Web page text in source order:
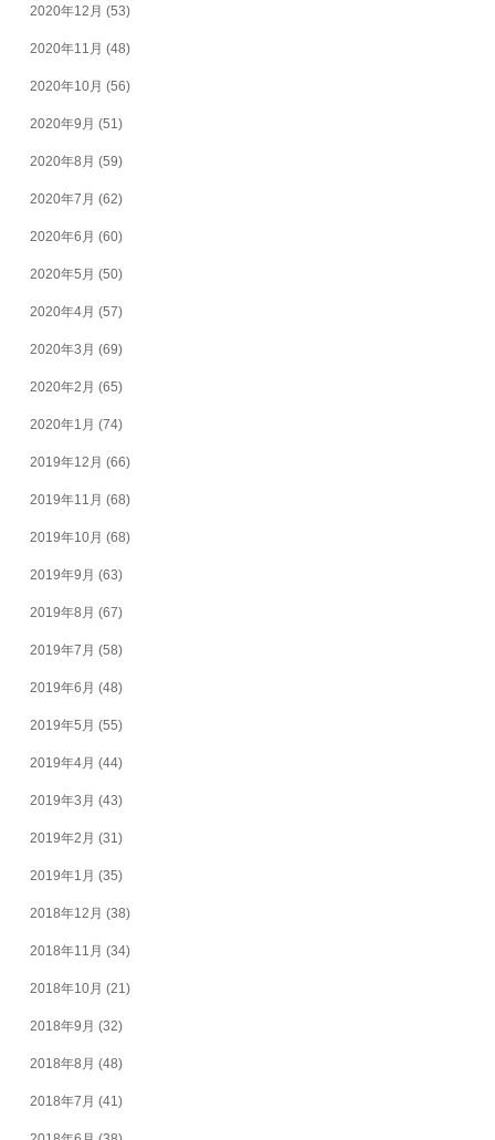
2020年12月 (53)
2020年11月 (48)
2020年10月 (56)
2020年9月 (51)
2020年8月 (59)
2020年7月 (62)
2020年6月 (60)
2020年5月 (50)
2020年4月 (57)
2020年3月 (69)
2020年2月 (65)
2020年1月 (74)
2019年12月 (66)
2019年11月 (68)
2019年10月 (68)
2019年9月 (63)
2019年8月 (67)
2019年7月 (58)
2019年6月 (48)
2019年5月 (55)
2019年4月 (44)
2019年3月 (43)
2019年2月 (31)
2019年1月 (35)
2018年12月 (38)
2018年11月 (34)
2018年10月 (21)
2018年9月 (32)
2018年8月 (48)
2018年7月 (41)